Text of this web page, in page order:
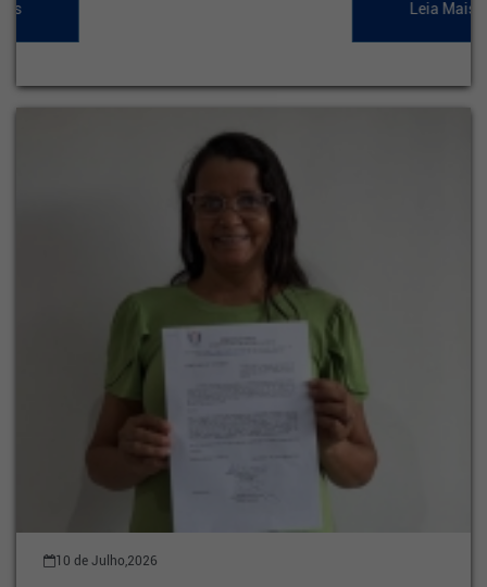
10 de Julho,2026